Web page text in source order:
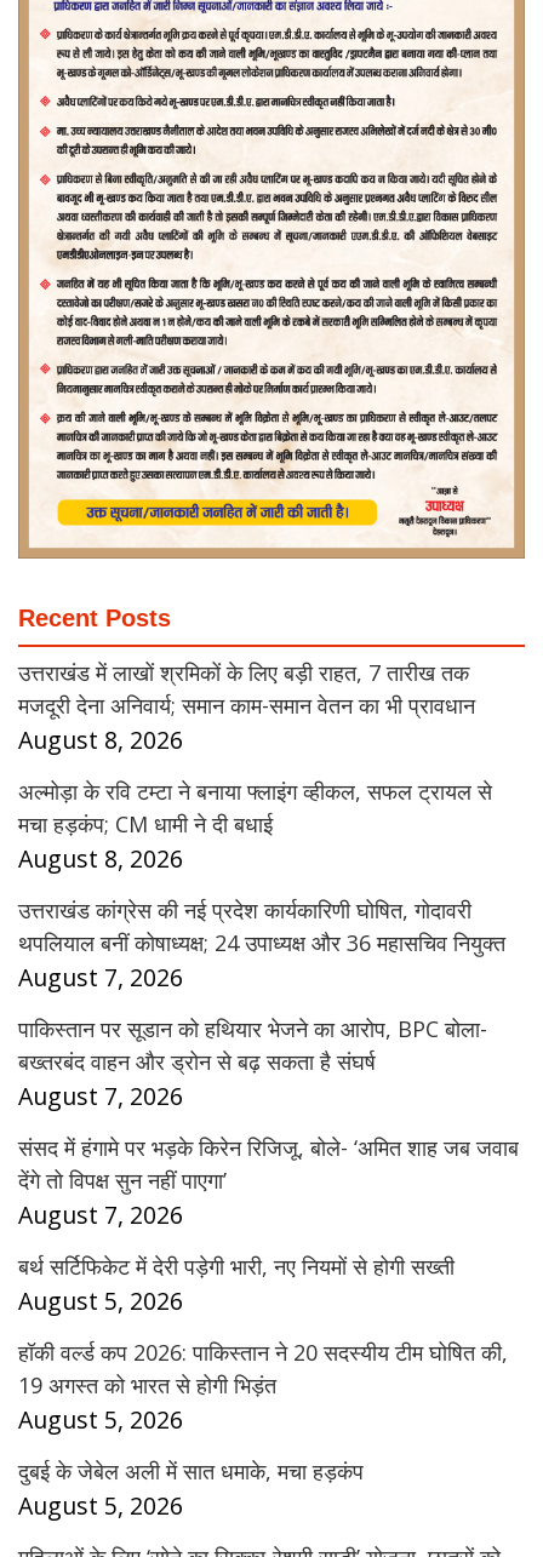
Recent Posts
उत्तराखंड में लाखों श्रमिकों के लिए बड़ी राहत, 7 तारीख तक
मजदूरी देना अनिवार्य; समान काम-समान वेतन का भी प्रावधान
August 8, 2026
अल्मोड़ा के रवि टम्टा ने बनाया फ्लाइंग व्हीकल, सफल ट्रायल से
मचा हड़कंप; CM धामी ने दी बधाई
August 8, 2026
उत्तराखंड कांग्रेस की नई प्रदेश कार्यकारिणी घोषित, गोदावरी
थपलियाल बनीं कोषाध्यक्ष; 24 उपाध्यक्ष और 36 महासचिव नियुक्त
August 7, 2026
पाकिस्तान पर सूडान को हथियार भेजने का आरोप, BPC बोला-
बख्तरबंद वाहन और ड्रोन से बढ़ सकता है संघर्ष
August 7, 2026
संसद में हंगामे पर भड़के किरेन रिजिजू, बोले- ‘अमित शाह जब जवाब
देंगे तो विपक्ष सुन नहीं पाएगा’
August 7, 2026
बर्थ सर्टिफिकेट में देरी पड़ेगी भारी, नए नियमों से होगी सख्ती
August 5, 2026
हॉकी वर्ल्ड कप 2026: पाकिस्तान ने 20 सदस्यीय टीम घोषित की,
19 अगस्त को भारत से होगी भिड़ंत
August 5, 2026
दुबई के जेबेल अली में सात धमाके, मचा हड़कंप
August 5, 2026